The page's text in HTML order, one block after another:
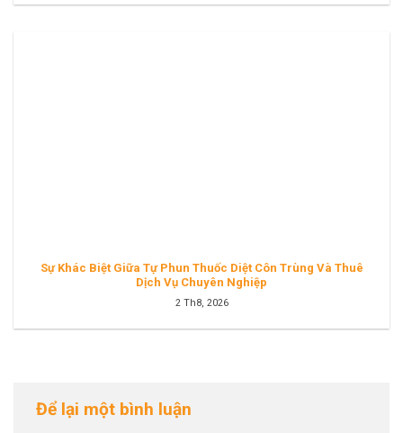
Sự Khác Biệt Giữa Tự Phun Thuốc Diệt Côn Trùng Và Thuê
Dịch Vụ Chuyên Nghiệp
2 Th8, 2026
Để lại một bình luận